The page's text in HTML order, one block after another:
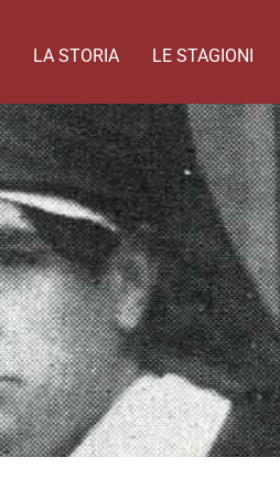
LA STORIA LE STAGIONI